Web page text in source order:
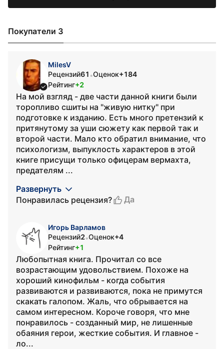
Покупатели 3
MilesV
Рецензий61 •Оценок+184
Рейтинг+2
На мой взгляд - две части данной книги были
торопливо сшиты на "живую нитку" при
подготовке к изданию. Есть много претензий к
притянутому за уши сюжету как первой так и
второй части. Мало кто обратил внимание, что
психологизм, выпуклость характеров в этой
книге присущи только офицерам вермахта,
предателям ...
Развернуть
Понравилась рецензия?
Да
Игорь Варламов
Рецензий2•Оценок+4
Рейтинг+1
Любопытная книга. Прочитал со все
возрастающим удовольствием. Похоже на
хороший кинофильм - когда события
развиваются и развиваются, пока не примутся
скакать галопом. Жаль, что обрывается на
самом интересном. Короче говоря, что мне
понравилось - созданный мир, не лишенные
обаяния герои, жесткие события. И главное -
ло...